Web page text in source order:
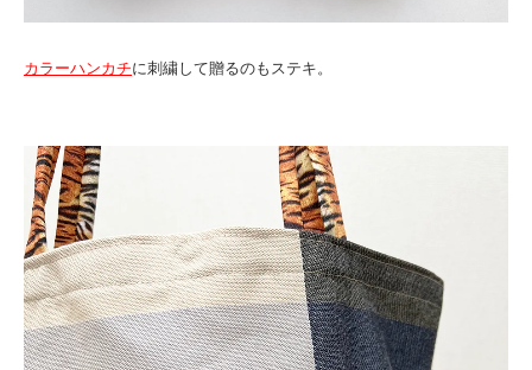
カラーハンカチに刺繍して贈るのもステキ。